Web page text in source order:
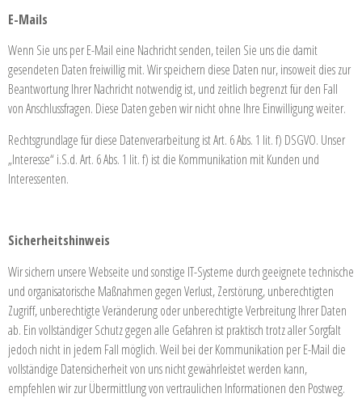
E-Mails
Wenn Sie uns per E-Mail eine Nachricht senden, teilen Sie uns die damit
gesendeten Daten freiwillig mit. Wir speichern diese Daten nur, insoweit dies zur
Beantwortung Ihrer Nachricht notwendig ist, und zeitlich begrenzt für den Fall
von Anschlussfragen. Diese Daten geben wir nicht ohne Ihre Einwilligung weiter.
Rechtsgrundlage für diese Datenverarbeitung ist Art. 6 Abs. 1 lit. f) DSGVO. Unser
„Interesse“ i.S.d. Art. 6 Abs. 1 lit. f) ist die Kommunikation mit Kunden und
Interessenten.
Sicherheitshinweis
Wir sichern unsere Webseite und sonstige IT-Systeme durch geeignete technische
und organisatorische Maßnahmen gegen Verlust, Zerstörung, unberechtigten
Zugriff, unberechtigte Veränderung oder unberechtigte Verbreitung Ihrer Daten
ab. Ein vollständiger Schutz gegen alle Gefahren ist praktisch trotz aller Sorgfalt
jedoch nicht in jedem Fall möglich. Weil bei der Kommunikation per E-Mail die
vollständige Datensicherheit von uns nicht gewährleistet werden kann,
empfehlen wir zur Übermittlung von vertraulichen Informationen den Postweg.